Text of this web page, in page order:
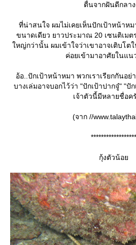
ตื่นจากฝันดีกลา
ที่น่าสนใจ ผมไม่เคยเห็นปักเป้าหน้าหม
ขนาดเดียว ยาวประมาณ 20 เซนติเมต
หญ่กว่านั้น ผมเข้าใจว่าเขาอาจเติบโต
ค่อยเข้ามาอาศัยในแน
อ้อ..ปักเป้าหน้าหมา พวกเราเรียกกันอ
บางเล่มอาจบอกไว้ว่า "ปักเป้าปากจู๋" "ปั
เจ้าตัวนี้มีหลายชื่อค
(จาก //
******************
กุ้งตัวน้อ